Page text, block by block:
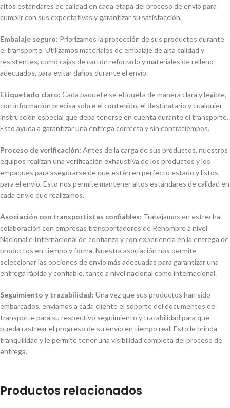
altos estándares de calidad en cada etapa del proceso de envío para
cumplir con sus expectativas y garantizar su satisfacción.
Embalaje seguro: Priorizamos la protección de sus productos durante
el transporte. Utilizamos materiales de embalaje de alta calidad y
resistentes, como cajas de cartón reforzado y materiales de relleno
adecuados, para evitar daños durante el envío.
Etiquetado claro: Cada paquete se etiqueta de manera clara y legible,
con información precisa sobre el contenido, el destinatario y cualquier
instrucción especial que deba tenerse en cuenta durante el transporte.
Esto ayuda a garantizar una entrega correcta y sin contratiempos.
Proceso de verificación: Antes de la carga de sus productos, nuestros
equipos realizan una verificación exhaustiva de los productos y los
empaques para asegurarse de que estén en perfecto estado y listos
para el envío. Esto nos permite mantener altos estándares de calidad en
cada envío que realizamos.
Asociación con transportistas confiables: Trabajamos en estrecha
colaboración con empresas transportadores de Renombre a nivel
Nacional e Internacional de confianza y con experiencia en la entrega de
productos en tiempo y forma. Nuestra asociación nos permite
seleccionar las opciones de envío más adecuadas para garantizar una
entrega rápida y confiable, tanto a nivel nacional como internacional.
Seguimiento y trazabilidad: Una vez que sus productos han sido
embarcados, enviamos a cada cliente el soporte del documentos de
transporte para su respectivo seguimiento y trazabilidad para que
pueda rastrear el progreso de su envío en tiempo real. Esto le brinda
tranquilidad y le permite tener una visibilidad completa del proceso de
entrega.
Productos relacionados